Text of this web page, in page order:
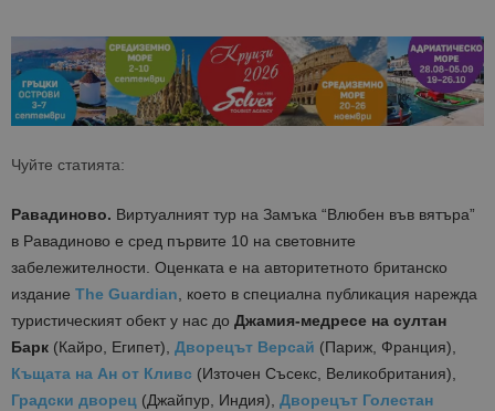
Чуйте статията:
Равадиново. Виртуалният тур на Замъка “Влюбен във вятъра”
в Равадиново е сред първите 10 на световните
забележителности. Оценката е на авторитетното британско
издание The Guardian, което в специална публикация нарежда
туристическият обект у нас до Джамия-медресе на султан
Барк (Кайро, Египет), Дворецът Версай (Париж, Франция),
Къщата на Ан от Кливс (Източен Съсекс, Великобритания),
Градски дворец (Джайпур, Индия), Дворецът Голестан